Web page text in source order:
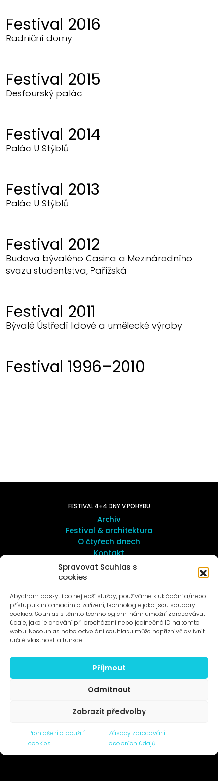
Spravovat Souhlas s
cookies
Abychom poskytli co nejlepší služby, používáme k ukládání a/nebo
přístupu k informacím o zařízení, technologie jako jsou soubory
cookies. Souhlas s těmito technologiemi nám umožní zpracovávat
údaje, jako je chování při procházení nebo jedinečná ID na tomto
webu. Nesouhlas nebo odvolání souhlasu může nepříznivě ovlivnit
určité vlastnosti a funkce.
Příjmout
Odmítnout
Zobrazit předvolby
Prohlášení o použití
cookies
Zásady zpracování
osobních údajů
Festival 2016
Radniční domy
Festival 2015
Desfourský palác
Festival 2014
Palác U Stýblů
Festival 2013
Palác U Stýblů
Festival 2012
Budova bývalého Casina a Mezinárodního
svazu studentstva, Pařížská
Festival 2011
Bývalé Ústředí lidové a umělecké výroby
Festival 1996–2010
FESTIVAL 4+4 DNY V POHYBU
Archiv
Festival & architektura
O čtyřech dnech
Kontakt
O umění v Motole
Novinky na e-mail
© 1996–2025
Čtyři dny, z.s. / Four Days association